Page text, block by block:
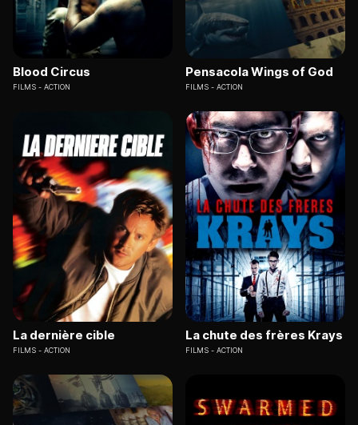
Blood Circus
FILMS ACTION
Pensacola Wings of God
FILMS ACTION
La dernière cible
FILMS ACTION
La chute des frères Krays
FILMS ACTION